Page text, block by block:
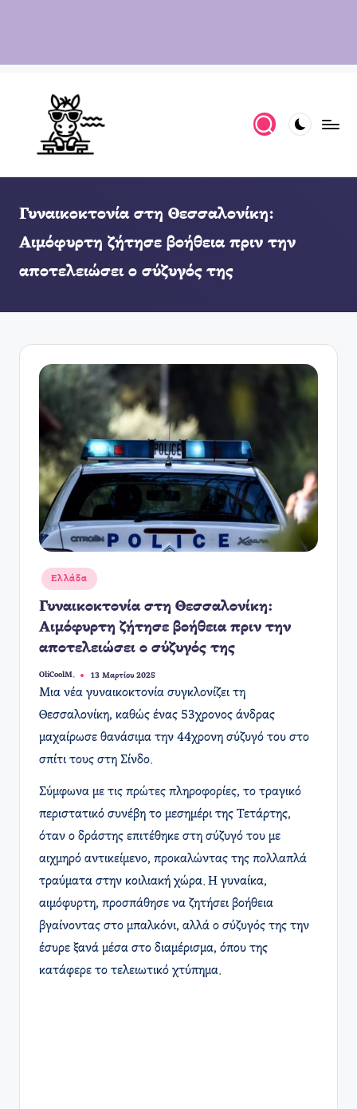
Γυναικοκτονία στη Θεσσαλονίκη:
Αιμόφυρτη ζήτησε βοήθεια πριν την
αποτελειώσει ο σύζυγός της
Αναρτήθηκε
σε
Ελλάδα
Γυναικοκτονία στη Θεσσαλονίκη:
Αιμόφυρτη ζήτησε βοήθεια πριν την
αποτελειώσει ο σύζυγός της
Συγγραφέας:
OliCoolM. 13 Μαρτίου 2025
​Μια νέα γυναικοκτονία συγκλονίζει τη
Θεσσαλονίκη, καθώς ένας 53χρονος άνδρας
μαχαίρωσε θανάσιμα την 44χρονη σύζυγό του στο
σπίτι τους στη Σίνδο.
Σύμφωνα με τις πρώτες πληροφορίες, το τραγικό
περιστατικό συνέβη το μεσημέρι της Τετάρτης,
όταν ο δράστης επιτέθηκε στη σύζυγό του με
αιχμηρό αντικείμενο, προκαλώντας της πολλαπλά
τραύματα στην κοιλιακή χώρα. Η γυναίκα,
αιμόφυρτη, προσπάθησε να ζητήσει βοήθεια
βγαίνοντας στο μπαλκόνι, αλλά ο σύζυγός της την
έσυρε ξανά μέσα στο διαμέρισμα, όπου της
κατάφερε το τελειωτικό χτύπημα.